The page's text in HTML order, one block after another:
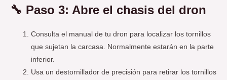
🔧 Paso 3: Abre el chasis del dron
Consulta el manual de tu dron para localizar los tornillos
que sujetan la carcasa. Normalmente estarán en la parte
inferior.
Usa un destornillador de precisión para retirar los tornillos